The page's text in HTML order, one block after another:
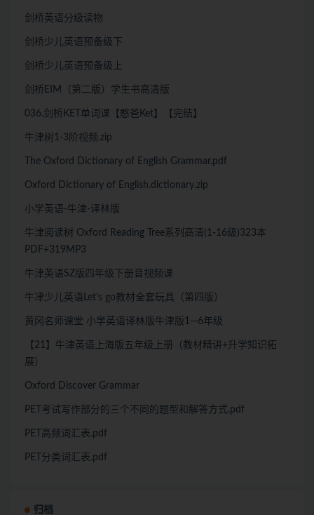
剑桥英语分级读物
剑桥少儿英语预备级下
剑桥少儿英语预备级上
剑桥EIM（第二版）学生书高清版
036.剑桥KET单词课【憨爸Ket】【完结】
牛津树1-3阶视频.zip
The Oxford Dictionary of English Grammar.pdf
Oxford Dictionary of English.dictionary.zip
小学英语-牛津-译林版
牛津阅读树 Oxford Reading Tree系列高清(1-16级)323本
PDF+319MP3
牛津英语SZ版四年级下册音视频课
牛冿少儿英语Let’s go教材全套玩具（第四版）
黄冈名师课堂 小学英语译林版牛津版1—6年级
【21】牛津英语上海版五年级上册（教材精讲+升学知识拓
展）
Oxford Discover Grammar
PET考试写作部分的三个不同的题型和解答方式.pdf
PET高频词汇表.pdf
PET分类词汇表.pdf
归档